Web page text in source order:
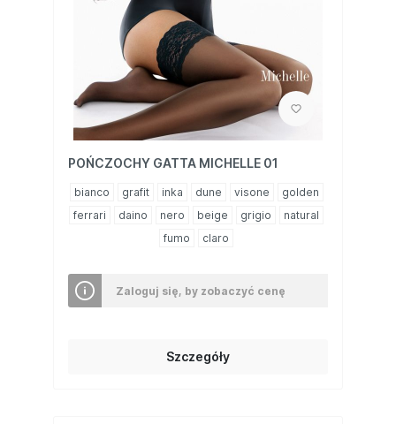
POŃCZOCHY GATTA MICHELLE 01
bianco grafit inka dune visone
golden
ferrari
daino nero beige grigio
natural
fumo
claro
Zaloguj się, by zobaczyć cenę
Szczegóły